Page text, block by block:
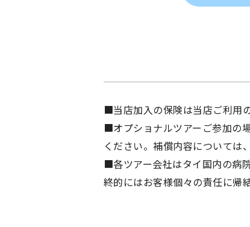
■当店加入の保険は当店ご利用
■オプショナルツアーご参加の
ください。補償内容については
■各ツアー会社はタイ国内の病
終的にはお客様個々の責任に帰